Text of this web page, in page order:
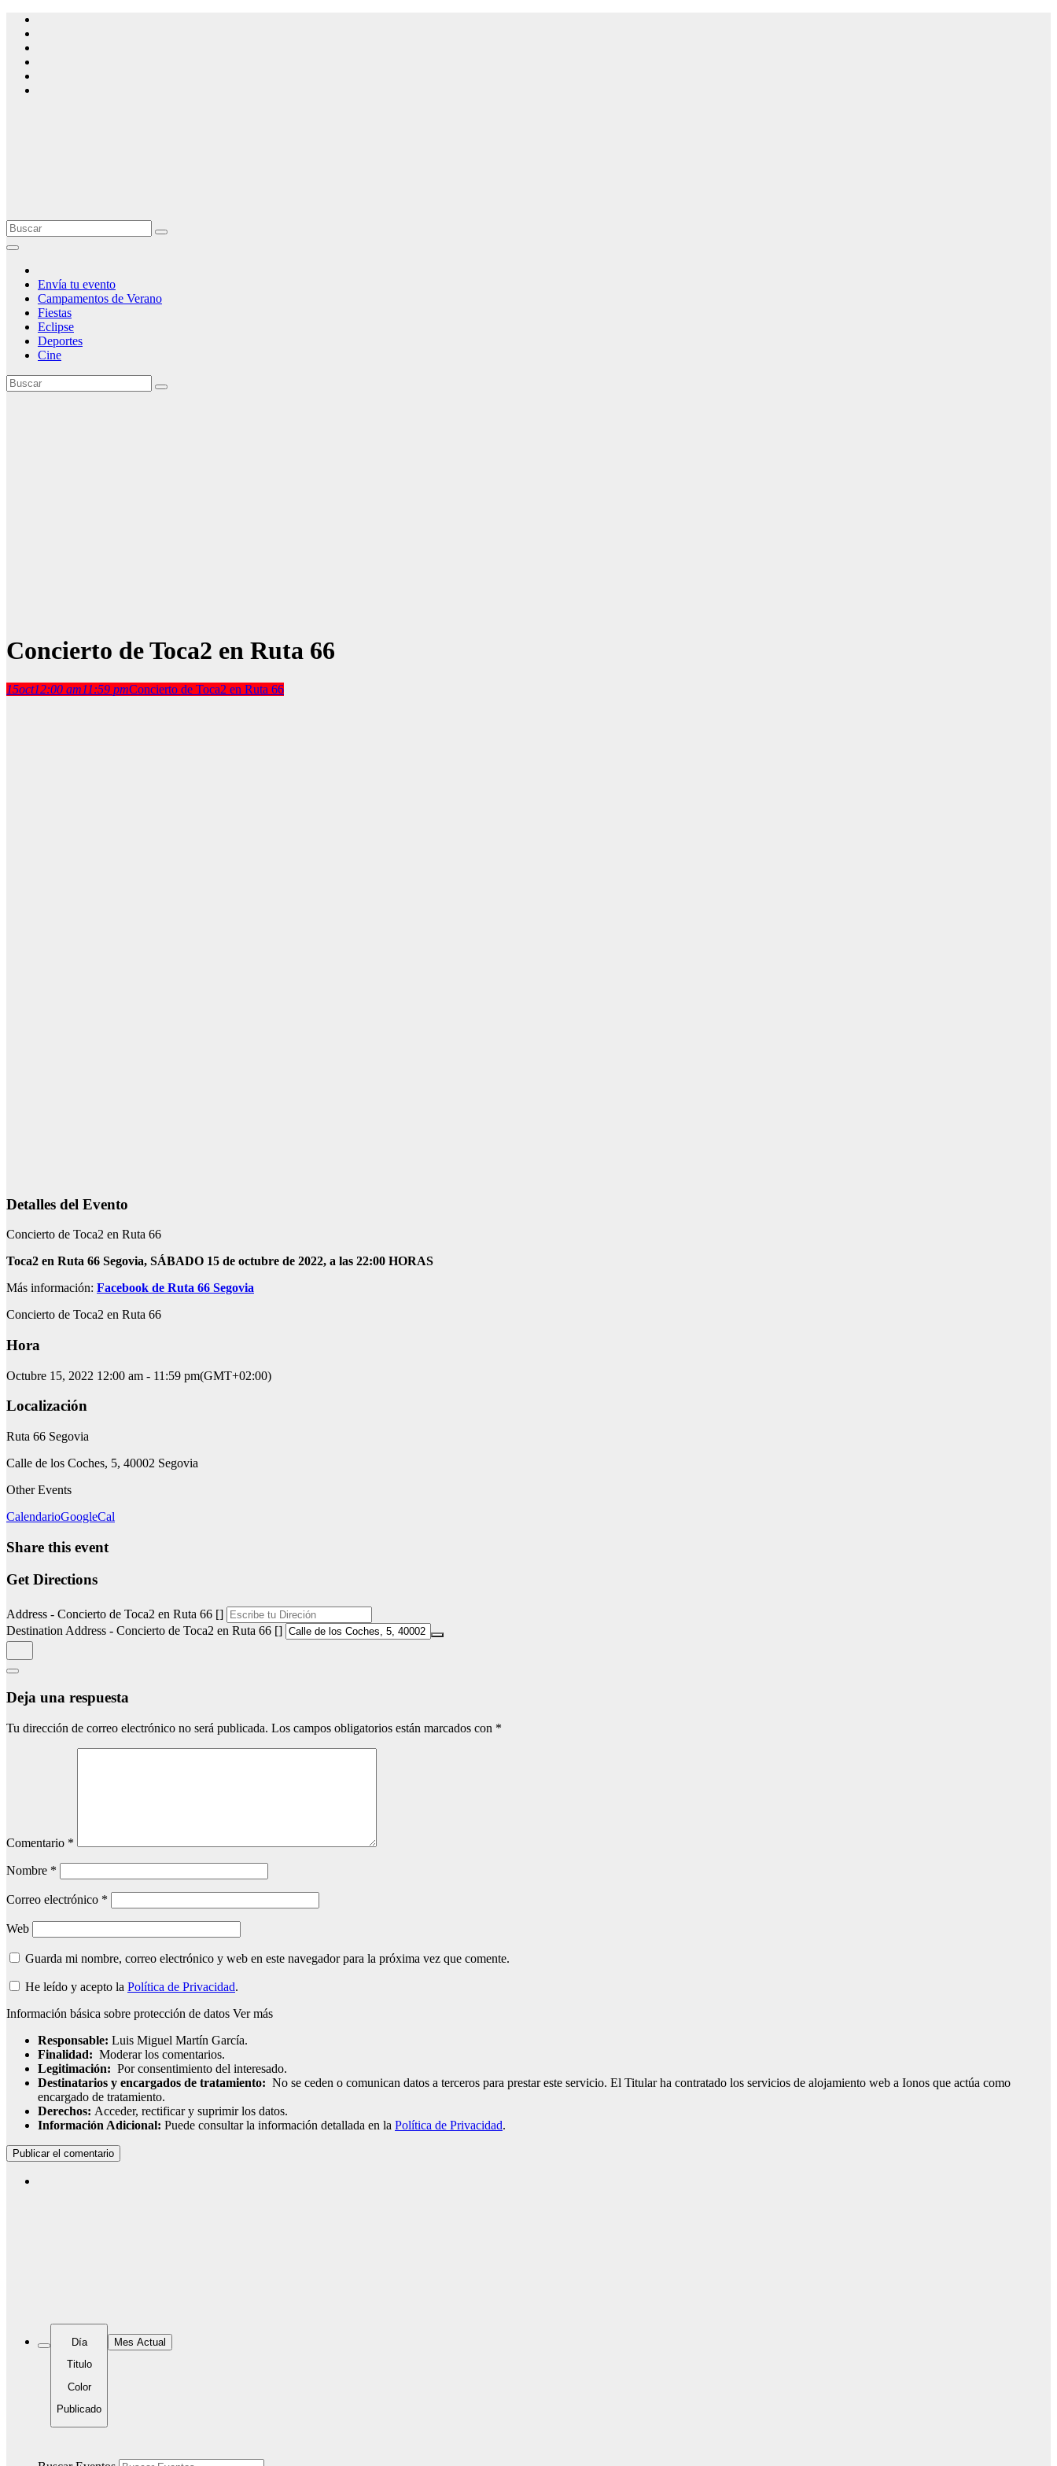
contenido
Envía tu evento
Campamentos de Verano
Fiestas
Eclipse
Deportes
Cine
Concierto de Toca2 en Ruta 66
15oct12:00 am11:59 pmConcierto de Toca2 en Ruta 66
Detalles del Evento
Concierto de Toca2 en Ruta 66
Toca2 en Ruta 66 Segovia, SÁBADO 15 de octubre de 2022, a las 22:00 HORAS
Más información: Facebook de Ruta 66 Segovia
Concierto de Toca2 en Ruta 66
Hora
Octubre 15, 2022 12:00 am - 11:59 pm(GMT+02:00)
Localización
Ruta 66 Segovia
Calle de los Coches, 5, 40002 Segovia
Other Events
CalendarioGoogleCal
Share this event
Get Directions
Address - Concierto de Toca2 en Ruta 66 []
Destination Address - Concierto de Toca2 en Ruta 66 []
Deja una respuesta
Tu dirección de correo electrónico no será publicada. Los campos obligatorios están marcados con *
Comentario *
Nombre *
Correo electrónico *
Web
Guarda mi nombre, correo electrónico y web en este navegador para la próxima vez que comente.
He leído y acepto la Política de Privacidad.
Información básica sobre protección de datos Ver más
Responsable: Luis Miguel Martín García.
Finalidad: Moderar los comentarios.
Legitimación: Por consentimiento del interesado.
Destinatarios y encargados de tratamiento: No se ceden o comunican datos a terceros para prestar este servicio. El Titular ha contratado los servicios de alojamiento web a Ionos que actúa como
encargado de tratamiento.
Derechos: Acceder, rectificar y suprimir los datos.
Información Adicional: Puede consultar la información detallada en la Política de Privacidad.
Día
Titulo
Color
Publicado
Mes Actual